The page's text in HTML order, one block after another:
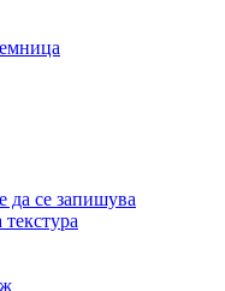
да се запишува